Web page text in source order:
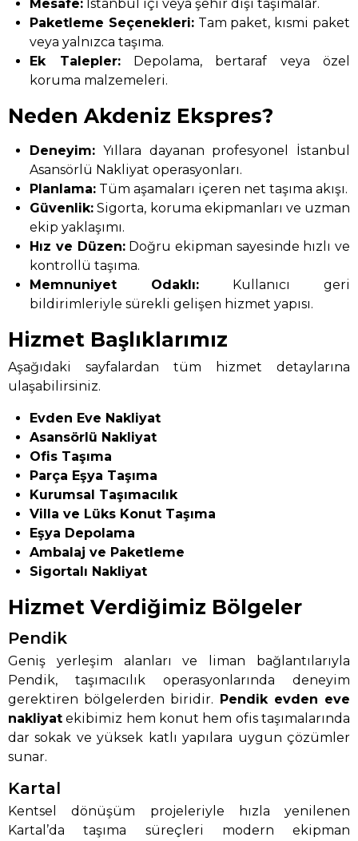
Mesafe: İstanbul içi veya şehir dışı taşımalar.
Paketleme Seçenekleri:Tam paket, kısmi paket
veya yalnızca taşıma.
Ek Talepler:Depolama, bertaraf veya özel
koruma malzemeleri.
Neden Akdeniz Ekspres?
Deneyim: Yıllara dayanan profesyonel İstanbul
Asansörlü Nakliyat operasyonları.
Planlama: Tüm aşamaları içeren net taşıma akışı.
Güvenlik: Sigorta, koruma ekipmanları ve uzman
ekip yaklaşımı.
Hız ve Düzen:Doğru ekipman sayesinde hızlı ve
kontrollü taşıma.
Memnuniyet Odaklı: Kullanıcı geri
bildirimleriyle sürekli gelişen hizmet yapısı.
Hizmet Başlıklarımız
Aşağıdaki sayfalardan tüm hizmet detaylarına
ulaşabilirsiniz.
Evden Eve Nakliyat
Asansörlü Nakliyat
Ofis Taşıma
Parça Eşya Taşıma
Kurumsal Taşımacılık
Villa ve Lüks Konut Taşıma
Eşya Depolama
Ambalaj ve Paketleme
Sigortalı Nakliyat
Hizmet Verdiğimiz Bölgeler
Pendik
Geniş yerleşim alanları ve liman bağlantılarıyla
Pendik, taşımacılık operasyonlarında deneyim
gerektiren bölgelerden biridir.
Pendik evden eve
nakliyat ekibimiz hem konut hem ofis taşımalarında
dar sokak ve yüksek katlı yapılara uygun çözümler
sunar.
Kartal
Kentsel dönüşüm projeleriyle hızla yenilenen
Kartal’da taşıma süreçleri modern ekipman